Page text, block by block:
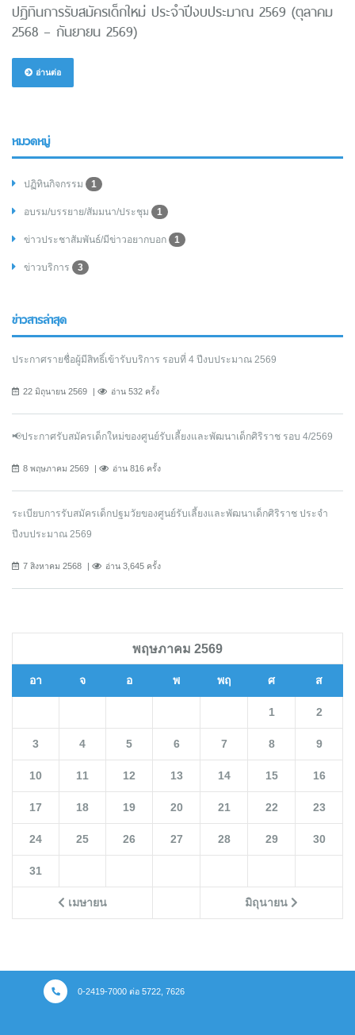
ปฏิทินการรับสมัครเด็กใหม่ ประจำปีงบประมาณ 2569 (ตุลาคม
2568 – กันยายน 2569)
อ่านต่อ
หมวดหมู่
ปฏิทินกิจกรรม 1
อบรม/บรรยาย/สัมมนา/ประชุม 1
ข่าวประชาสัมพันธ์/มีข่าวอยากบอก 1
ข่าวบริการ 3
ข่าวสารล่าสุด
ประกาศรายชื่อผู้มีสิทธิ์เข้ารับบริการ รอบที่ 4 ปีงบประมาณ 2569
22 มิถุนายน 2569 อ่าน 532 ครั้ง
📢ประกาศรับสมัครเด็กใหม่ของศูนย์รับเลี้ยงและพัฒนาเด็กศิริราช รอบ 4/2569
8 พฤษภาคม 2569 อ่าน 816 ครั้ง
ระเบียบการรับสมัครเด็กปฐมวัยของศูนย์รับเลี้ยงและพัฒนาเด็กศิริราช ประจำ
ปีงบประมาณ 2569
7 สิงหาคม 2568 อ่าน 3,645 ครั้ง
พฤษภาคม 2569
อา จ อ พ พฤ ศ ส
เมษายน มิถุนายน
1 2
3 4 5 6 7 8 9
10 11 12 13 14 15 16
17 18 19 20 21 22 23
24 25 26 27 28 29 30
31
0-2419-7000 ต่อ 5722, 7626